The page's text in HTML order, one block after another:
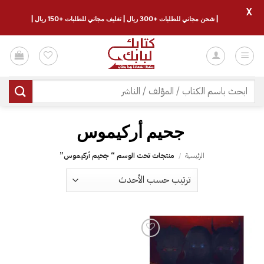
للمحتوى
البحث
عن:
الرئيسية / منتجات تحت الوسم “‎ جحيم أركيموس‎”
قائمة
| شحن مجاني للطلبات +300 ريال | تغليف مجاني للطلبات +150 ريال |
X